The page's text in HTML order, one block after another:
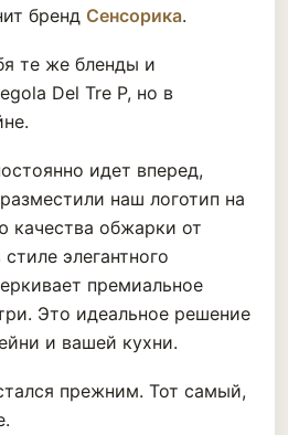
бренд Сенсорика.
те же бленды и
Del Tre P, но в
идет вперед,
наш логотип на
качества обжарки от
элегантного
премиальное
Это идеальное решение
и вашей кухни.
прежним. Тот самый,